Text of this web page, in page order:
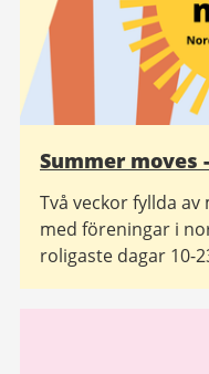
Summer moves
Två veckor fyllda
med föreningar i
roligaste dagar 10-